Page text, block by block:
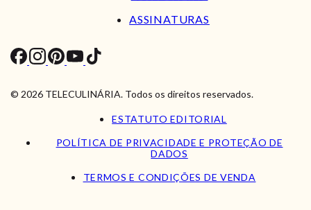
ASSINATURAS
© 2026 TELECULINÁRIA. Todos os direitos reservados.
ESTATUTO EDITORIAL
POLÍTICA DE PRIVACIDADE E PROTEÇÃO DE
DADOS
TERMOS E CONDIÇÕES DE VENDA